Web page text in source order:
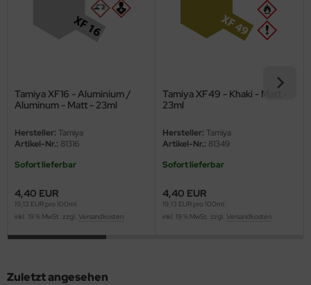
Tamiya XF16 - Aluminium /
Aluminum - Matt - 23ml
Hersteller: Tamiya
Artikel-Nr.: 81316
Sofort lieferbar
4,40 EUR
19,13 EUR pro 100ml
inkl. 19 % MwSt. zzgl. Versandkosten
Tamiya XF49 - Khaki - Matt -
23ml
Hersteller: Tamiya
Artikel-Nr.: 81349
Sofort lieferbar
4,40 EUR
19,13 EUR pro 100ml
inkl. 19 % MwSt. zzgl. Versandkosten
Zuletzt angesehen
Collections
Hawk Model